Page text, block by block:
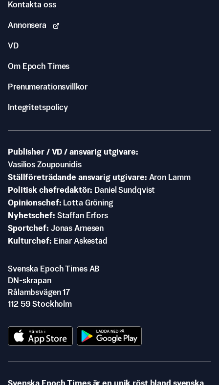
Kontakta oss
Annonsera
VD
Om Epoch Times
Prenumerationsvillkor
Integritetspolicy
Publisher / VD / ansvarig utgivare
Vasilios Zoupounidis
Ställföreträdande ansvarig utgivare Aron Lamm
Politisk chefredaktör
Daniel Sundqvist
Opinionschef
Lotta Gröning
Nyhetschef Staffan Erfors
Sportchef Jonas Arnesen
Kulturchef
Einar Askestad
Svenska Epoch Times AB
DN-skrapan
Rålambsvägen 17
112 59 Stockholm